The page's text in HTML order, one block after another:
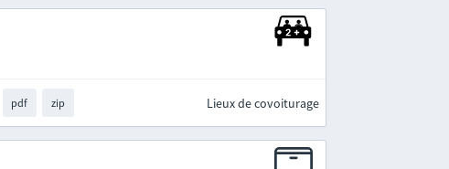
pdf zip Lieux de covoiturage